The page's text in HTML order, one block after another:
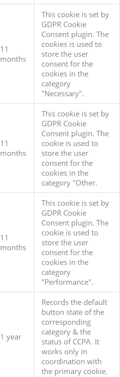
11
months
This cookie is set by
GDPR Cookie
Consent plugin. The
cookies is used to
store the user
consent for the
cookies in the
category
"Necessary".
11
months
This cookie is set by
GDPR Cookie
Consent plugin. The
cookie is used to
store the user
consent for the
cookies in the
category "Other.
11
months
This cookie is set by
GDPR Cookie
Consent plugin. The
cookie is used to
store the user
consent for the
cookies in the
category
"Performance".
1 year
Records the default
button state of the
corresponding
category & the
status of CCPA. It
works only in
coordination with
the primary cookie.